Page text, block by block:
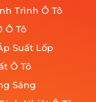
Trình Ô Tô
Ô Tô
Suất Lốp
Ô Tô
Sáng